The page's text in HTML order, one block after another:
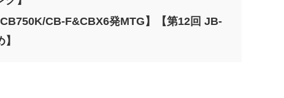
CB-F&CBX6発MTG】【第12回 JB-